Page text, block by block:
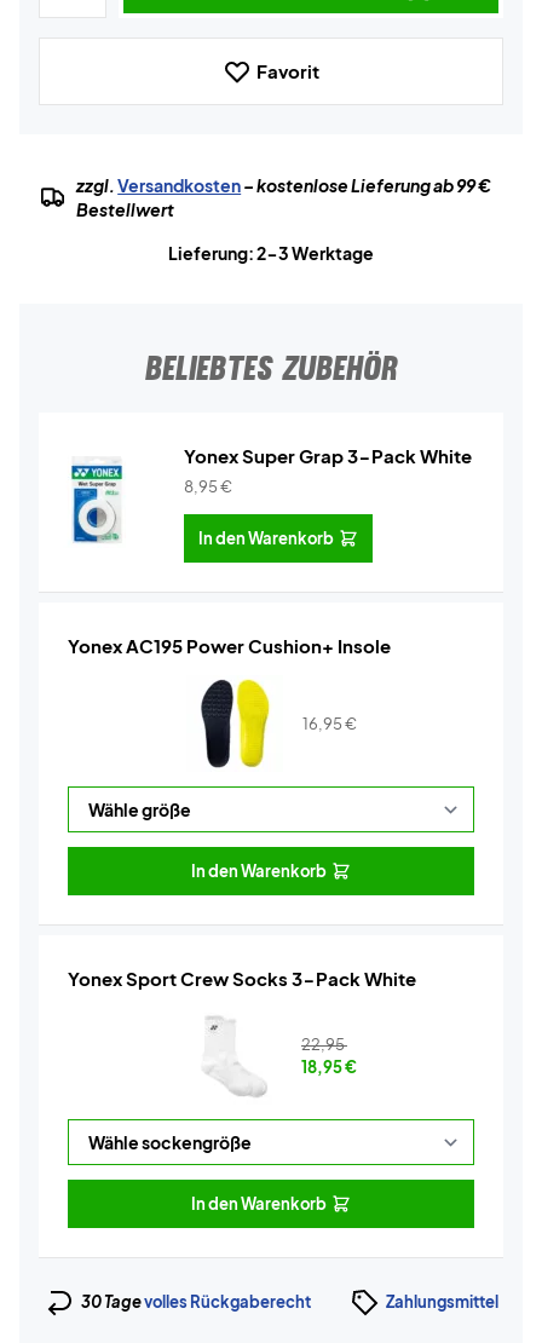
Favorit
zzgl.Versandkosten– kostenlose Lieferung ab 99 €
Bestellwert
Lieferung: 2-3 Werktage
BELIEBTES ZUBEHÖR
Yonex Super Grap 3-Pack White
8,95€
In den Warenkorb
Yonex AC195 Power Cushion+ Insole
16,95€
In den Warenkorb
Yonex Sport Crew Socks 3-Pack White
22,95
18,95€
In den Warenkorb
30 Tagevolles Rückgaberecht Zahlungsmittel